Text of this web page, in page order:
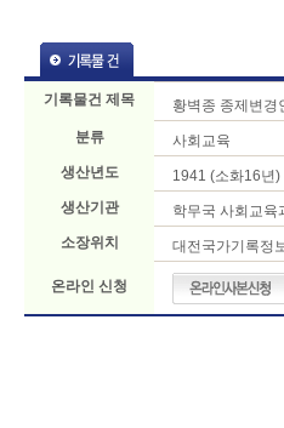
기록물건 제목
황벽종 종제변
분류
사회교육
생산년도
1941 (소화16년)
생산기관
학무국 사회교육
소장위치
대전국가기록정
온라인 신청